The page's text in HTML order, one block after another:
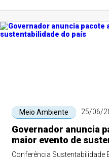
Meio Ambiente 25/06/
Governador anuncia
maior evento de
Conferência Sustentabilidade